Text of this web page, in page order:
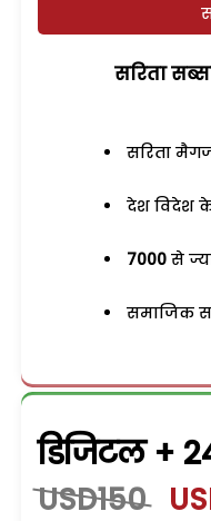
सरिता
सरिता
देश विदेश
7000 से
समाजिक
डिजिटल +
USD150